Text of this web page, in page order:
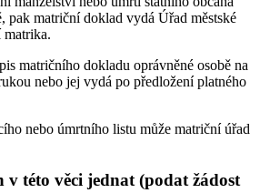
pak matriční doklad vydá Úřad městské
matrika.
matričního dokladu oprávněné osobě na
nebo jej vydá po předložení platného
nebo úmrtního listu může matriční úřad
této věci jednat (podat žádost